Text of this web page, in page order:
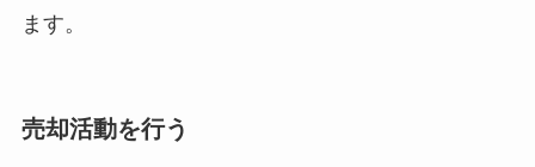
ます。
売却活動を行う